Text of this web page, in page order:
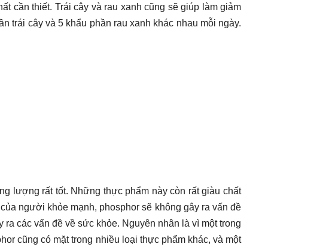
cần thiết. Trái cây và rau xanh cũng sẽ giúp làm giảm
trái cây và 5 khẩu phần rau xanh khác nhau mỗi ngày.
lượng rất tốt. Những thực phẩm này còn rất giàu chất
người khỏe mạnh, phosphor sẽ không gây ra vấn đề
các vấn đề về sức khỏe. Nguyên nhân là vì một trong
cũng có mặt trong nhiều loại thực phẩm khác, và một